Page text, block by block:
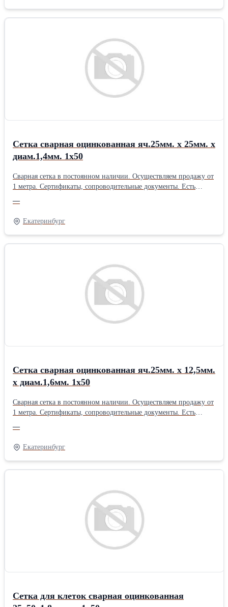
Сетка сварная оцинкованная яч.25мм. х 25мм. х
диам.1,4мм. 1х50
Сварная сетка в постоянном наличии. Осуществляем продажу от
1 метра. Сертификаты, сопроводительные документы. Есть
http://pt096.ru или отправив свой заказ на почту zakaz@pt096.ru
—
Екатеринбург
Сетка сварная оцинкованная яч.25мм. х 12,5мм.
х диам.1,6мм. 1х50
Сварная сетка в постоянном наличии. Осуществляем продажу от
1 метра. Сертификаты, сопроводительные документы. Есть
http://pt096.ru или отправив свой заказ на почту zakaz@pt096.ru
—
Екатеринбург
Сетка для клеток сварная оцинкованная